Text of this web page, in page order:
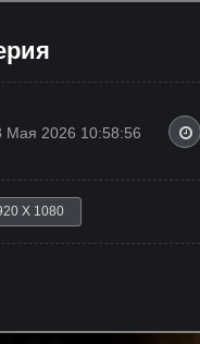
Мая 2026 10:58:56
X 1080